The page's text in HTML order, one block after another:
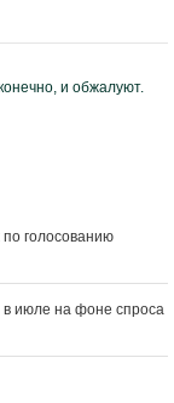
и обжалуют.
голосованию
в июле на фоне спроса